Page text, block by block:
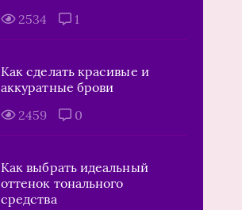
2534
1
Как сделать красивые и
аккуратные брови
2459
0
Как выбрать идеальный
оттенок тонального
средства